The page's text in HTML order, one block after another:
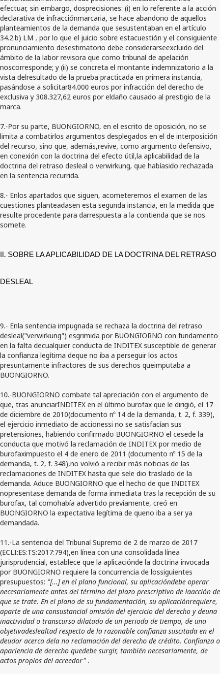
efectuar, sin embargo, dosprecisiones: (i) en lo referente a la acción
declarativa de infracciónmarcaria, se hace abandono de aquellos
planteamientos de la demanda que sesustentaban en el artículo
34.2.b) LM , por lo que el juicio sobre estacuestión y el consiguiente
pronunciamiento desestimatorio debe considerarseexcluido del
ámbito de la labor revisora que como tribunal de apelación
noscorresponde; y (ii) se concreta el montante indemnizatorio a la
vista delresultado de la prueba practicada en primera instancia,
pasándose a solicitar84.000 euros por infracción del derecho de
exclusiva y 308.327,62 euros por eldaño causado al prestigio de la
marca.
7.-Por su parte, BUONGIORNO, en el escrito de oposición, no se
limita a combatirlos argumentos desplegados en el de interposición
del recurso, sino que, además,revive, como argumento defensivo,
en conexión con la doctrina del efecto útil,la aplicabilidad de la
doctrina del retraso desleal o verwirkung, que habíasido rechazada
en la sentencia recurrida.
8.- Enlos apartados que siguen, acometeremos el examen de las
cuestiones planteadasen esta segunda instancia, en la medida que
resulte procedente para darrespuesta a la contienda que se nos
somete.
II. SOBRE LA APLICABILIDAD DE LA DOCTRINA DEL RETRASO
DESLEAL
9.- Enla sentencia impugnada se rechaza la doctrina del retraso
desleal("verwirkung") esgrimida por BUONGIORNO con fundamento
en la falta decualquier conducta de INDITEX susceptible de generar
la confianza legítima deque no iba a perseguir los actos
presuntamente infractores de sus derechos queimputaba a
BUONGIORNO.
10.-BUONGIORNO combate tal apreciación con el argumento de
que, tras anunciarINDITEX en el último burofax que le dirigió, el 17
de diciembre de 2010(documento nº 14 de la demanda, t. 2, f. 339),
el ejercicio inmediato de accionessi no se satisfacían sus
pretensiones, habiendo confirmado BUONGIORNO el cesede la
conducta que motivó la reclamación de INDITEX por medio de
burofaximpuesto el 4 de enero de 2011 (documento nº 15 de la
demanda, t. 2, f. 348),no volvió a recibir más noticias de las
reclamaciones de INDITEX hasta que sele dio traslado de la
demanda. Aduce BUONGIORNO que el hecho de que INDITEX
nopresentase demanda de forma inmediata tras la recepción de su
burofax, tal comohabía advertido previamente, creó en
BUONGIORNO la expectativa legítima de queno iba a ser ya
demandada.
11.-La sentencia del Tribunal Supremo de 2 de marzo de 2017
(ECLI:ES:TS:2017:794),en línea con una consolidada línea
jurisprudencial, establece que la aplicaciónde la doctrina invocada
por BUONGIORNO requiere la concurrencia de lossiguientes
presupuestos: "[...] en el plano funcional, su aplicacióndebe operar
necesariamente antes del término del plazo prescriptivo de laacción de
que se trate. En el plano de su fundamentación, su aplicaciónrequiere,
aparte de una consustancial omisión del ejercicio del derecho y deuna
inactividad o transcurso dilatado de un periodo de tiempo, de una
objetivadeslealtad respecto de la razonable confianza suscitada en el
deudor acerca dela no reclamación del derecho de crédito. Confianza o
apariencia de derecho quedebe surgir, también necesariamente, de
actos propios del acreedor" .